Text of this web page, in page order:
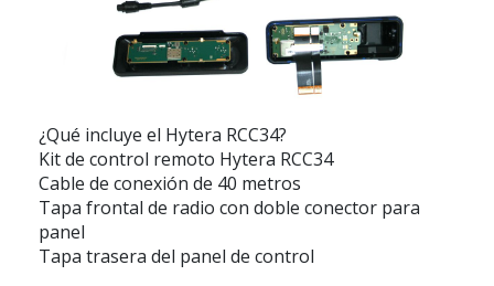
¿Qué incluye el Hytera RCC34?
Kit de control remoto Hytera RCC34
Cable de conexión de 40 metros
Tapa frontal de radio con doble conector para
panel
Tapa trasera del panel de control